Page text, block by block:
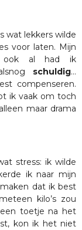
wat lekkers wilde
voor laten. Mijn
ook al had ik
schuldig…
compenseren.
ik vaak om toch
maar drama
stress: ik wilde
ik naar mijn
dat ik best
kilo’s zou
toetje na het
kon ik het niet